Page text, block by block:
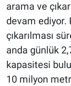
arama ve
devam ediyor.
çıkarılması
anda günlük
kapasitesi
10 milyon